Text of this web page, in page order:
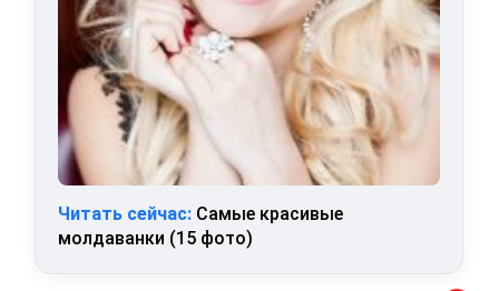
Читать сейчас: Самые красивые
молдаванки (15 фото)